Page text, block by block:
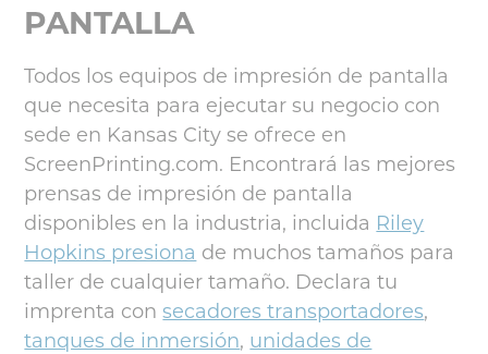
PANTALLA
Todos los equipos de impresión de pantalla
que necesita para ejecutar su negocio con
sede en Kansas City se ofrece en
ScreenPrinting.com. Encontrará las mejores
prensas de impresión de pantalla
disponibles en la industria, incluida Riley
Hopkins presiona de muchos tamaños para
taller de cualquier tamaño. Declara tu
imprenta consecadores transportadores,
tanques de inmersión, unidades de